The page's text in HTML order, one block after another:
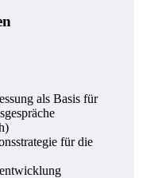
als Basis für
für die